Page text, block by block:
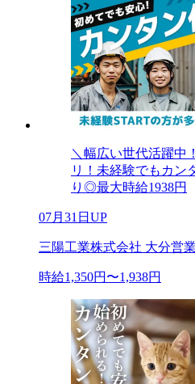
＼幅広い世代活躍中
リ！未経験でもカン
り◎最大時給1938円
07月31日UP
三陽工業株式会社 大分営
時給1,350円〜1,938円